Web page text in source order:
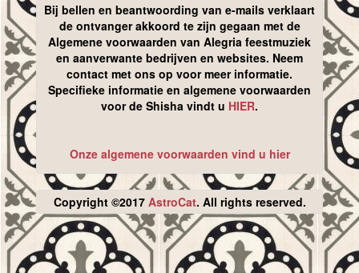
Bij bellen en beantwoording van e-mails verklaart
de ontvanger akkoord te zijn gegaan met de
Algemene voorwaarden van Alegria feestmuziek
en aanverwante bedrijven en websites. Neem
contact met ons op voor meer informatie.
Specifieke informatie en algemene voorwaarden
voor de Shisha vindt u HIER.
Onze algemene voorwaarden vind u hier
Copyright ©2017 AstroCat. All rights reserved.